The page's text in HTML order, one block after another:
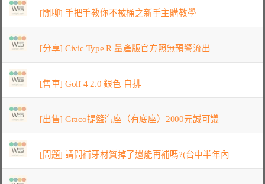
[閒聊] 手把手教你不被桶之新手主購教學
[分享] Civic Type R 量產版官方照無預警流出
[售車] Golf 4 2.0 銀色 自排
[出售] Graco提籃汽座（有底座）2000元誠可議
[問題] 請問補牙材質掉了還能再補嗎?(台中半年內